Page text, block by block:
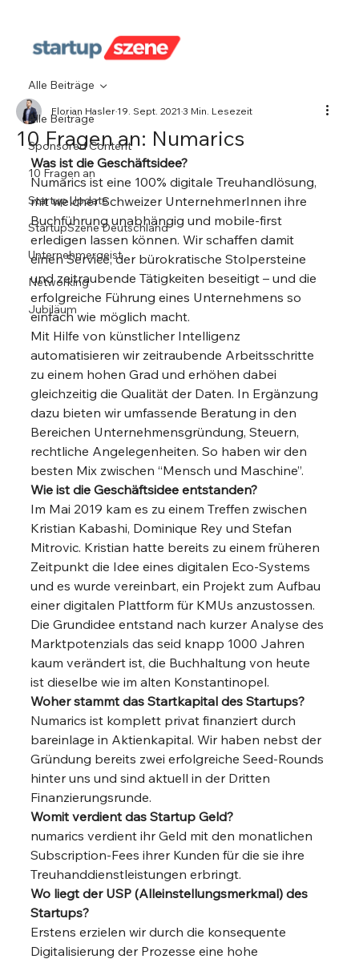
Alle Beiträge
Sponsored Content
10 Fragen an
Startup Update
StartupSzene Deutschland
Unternehmergeist
Networking
Jubiläum
Alle Beiträge
10 Fragen an: Numarics
Florian Hasler19. Sept. 20213 Min. Lesezeit
Was ist die Geschäftsidee?
Numarics ist eine 100% digitale Treuhandlösung,
mit welcher Schweizer UnternehmerInnen ihre
Buchführung unabhängig und mobile-first
erledigen lassen können. Wir schaffen damit
einen Service, der bürokratische Stolpersteine
und zeitraubende Tätigkeiten beseitigt – und die
erfolgreiche Führung eines Unternehmens so
einfach wie möglich macht.
Mit Hilfe von künstlicher Intelligenz
automatisieren wir zeitraubende Arbeitsschritte
zu einem hohen Grad und erhöhen dabei
gleichzeitig die Qualität der Daten. In Ergänzung
dazu bieten wir umfassende Beratung in den
Bereichen Unternehmensgründung, Steuern,
rechtliche Angelegenheiten. So haben wir den
besten Mix zwischen “Mensch und Maschine”.
Wie ist die Geschäftsidee entstanden?
Im Mai 2019 kam es zu einem Treffen zwischen
Kristian Kabashi, Dominique Rey und Stefan
Mitrovic. Kristian hatte bereits zu einem früheren
Zeitpunkt die Idee eines digitalen Eco-Systems
und es wurde vereinbart, ein Projekt zum Aufbau
einer digitalen Plattform für KMUs anzustossen.
Die Grundidee entstand nach kurzer Analyse des
Marktpotenzials das seid knapp 1000 Jahren
kaum verändert ist, die Buchhaltung von heute
ist dieselbe wie im alten Konstantinopel.
Woher stammt das Startkapital des Startups?
Numarics ist komplett privat finanziert durch
bareinlage in Aktienkapital. Wir haben nebst der
Gründung bereits zwei erfolgreiche Seed-Rounds
hinter uns und sind aktuell in der Dritten
Finanzierungsrunde.
Womit verdient das Startup Geld?
numarics verdient ihr Geld mit den monatlichen
Subscription-Fees ihrer Kunden für die sie ihre
Treuhanddienstleistungen erbringt.
Wo liegt der USP (Alleinstellungsmerkmal) des
Startups?
Erstens erzielen wir durch die konsequente
Digitalisierung der Prozesse eine hohe